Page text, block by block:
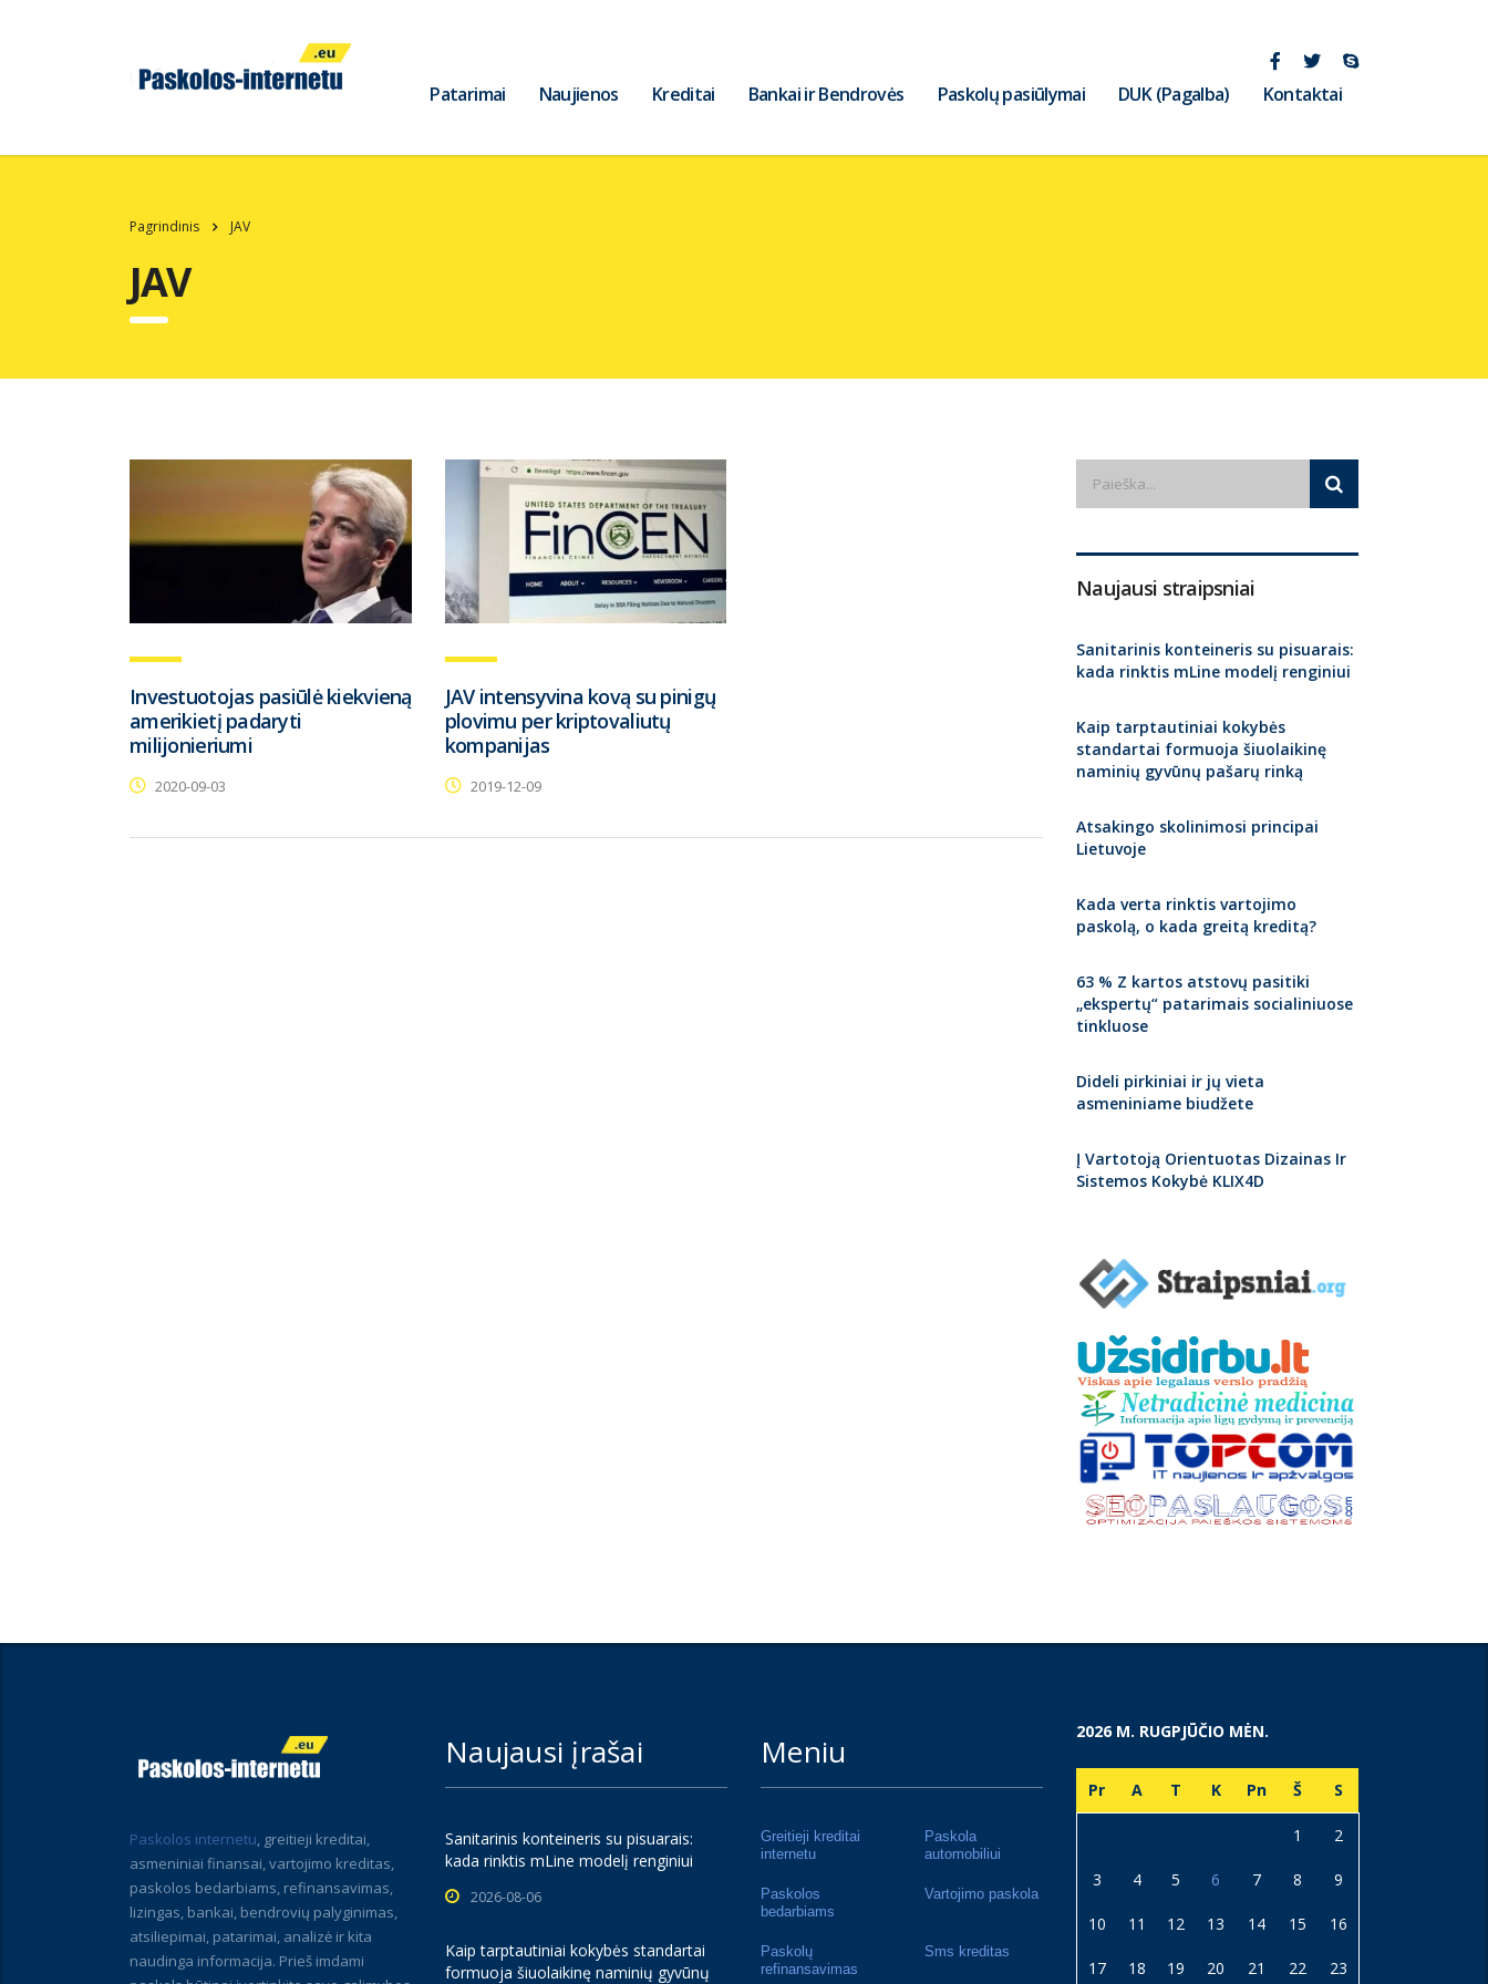
Patarimai Naujienos Kreditai Bankai ir Bendrovės Paskolų pasiūlymai DUK (Pagalba) Kontaktai
Pagrindinis JAV
JAV
Investuotojas pasiūlė kiekvieną
amerikietį padaryti
milijonieriumi
2020-09-03
JAV intensyvina kovą su pinigų
plovimu per kriptovaliutų
kompanijas
2019-12-09
Naujausi straipsniai
Sanitarinis konteineris su pisuarais:
kada rinktis mLine modelį renginiui
Kaip tarptautiniai kokybės
standartai formuoja šiuolaikinę
naminių gyvūnų pašarų rinką
Atsakingo skolinimosi principai
Lietuvoje
Kada verta rinktis vartojimo
paskolą, o kada greitą kreditą?
63 % Z kartos atstovų pasitiki
„ekspertų“ patarimais socialiniuose
tinkluose
Dideli pirkiniai ir jų vieta
asmeniniame biudžete
Į Vartotoją Orientuotas Dizainas Ir
Sistemos Kokybė KLIX4D
Paskolos internetu, greitieji kreditai,
asmeniniai finansai, vartojimo kreditas,
paskolos bedarbiams, refinansavimas,
lizingas, bankai, bendrovių palyginimas,
atsiliepimai, patarimai, analizė ir kita
naudinga informacija. Prieš imdami
Naujausi įrašai
Sanitarinis konteineris su pisuarais:
kada rinktis mLine modelį renginiui
2026-08-06
Kaip tarptautiniai kokybės standartai
formuoja šiuolaikinę naminių gyvūnų
Meniu
Greitieji kreditai
internetu
Paskola
automobiliui
Paskolos
bedarbiams
Vartojimo paskola
Paskolų
refinansavimas
Sms kreditas
2026 M. RUGPJŪČIO MĖN.
Pr A T K Pn Š S
1 2
3 4 5 6 7 8 9
10 11 12 13 14 15 16
17 18 19 20 21 22 23